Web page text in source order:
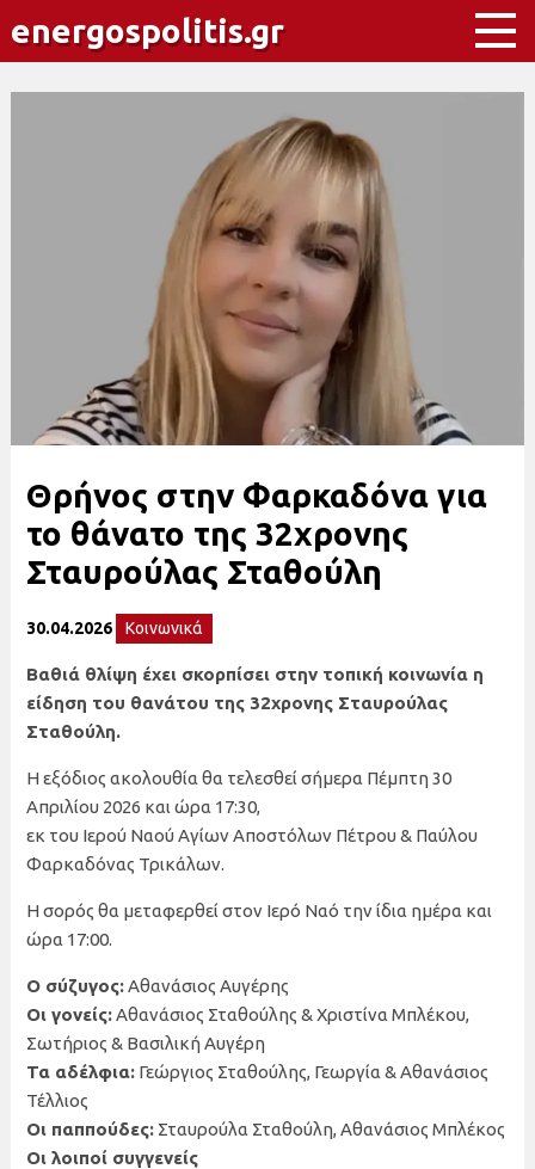
energospolitis.gr
Θρήνος στην Φαρκαδόνα για
το θάνατο της 32χρονης
Σταυρούλας Σταθούλη
30.04.2026 Κοινωνικά
Βαθιά θλίψη έχει σκορπίσει στην τοπική κοινωνία η
είδηση του θανάτου της 32χρονης Σταυρούλας
Σταθούλη.
Η εξόδιος ακολουθία θα τελεσθεί σήμερα Πέμπτη 30
Απριλίου 2026 και ώρα 17:30,
εκ του Ιερού Ναού Αγίων Αποστόλων Πέτρου & Παύλου
Φαρκαδόνας Τρικάλων.
Η σορός θα μεταφερθεί στον Ιερό Ναό την ίδια ημέρα και
ώρα 17:00.
Ο σύζυγος:Αθανάσιος Αυγέρης
Οι γονείς:Αθανάσιος Σταθούλης & Χριστίνα Μπλέκου,
Σωτήριος & Βασιλική Αυγέρη
Τα αδέλφια:Γεώργιος Σταθούλης, Γεωργία & Αθανάσιος
Τέλλιος
Οι παππούδες:Σταυρούλα Σταθούλη, Αθανάσιος Μπλέκος
Οι λοιποί συγγενείς